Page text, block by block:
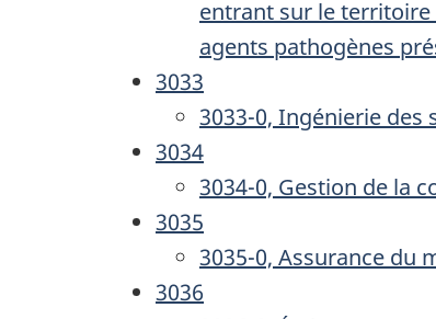
entrant sur le territoire
agents pathogènes
3033
3033-0, Ingénierie des
3034
3034-0, Gestion de la
3035
3035-0, Assurance du
3036